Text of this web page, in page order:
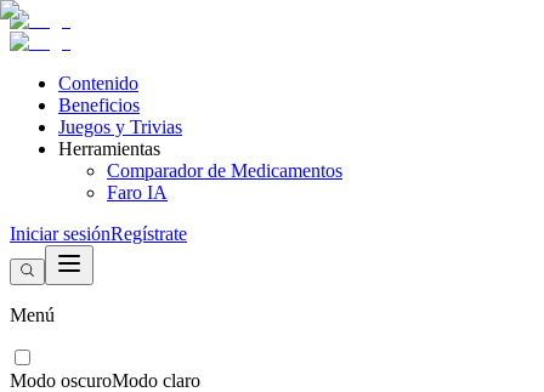
Contenido
Beneficios
Juegos y Trivias
Herramientas
Comparador de Medicamentos
Faro IA
Iniciar sesiónRegístrate
Menú
Modo oscuroModo claro